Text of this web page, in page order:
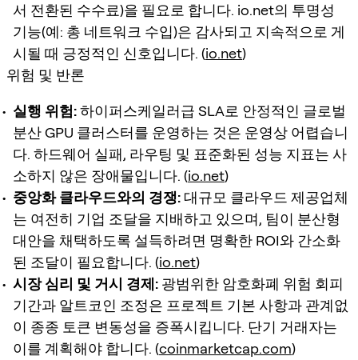
서 전환된 수수료)을 필요로 합니다. io.net의 투명성
기능(예: 총 네트워크 수입)은 감사되고 지속적으로 게
시될 때 긍정적인 신호입니다. (io.net)
위험 및 반론
실행 위험:하이퍼스케일러급 SLA로 안정적인 글로벌
분산 GPU 클러스터를 운영하는 것은 운영상 어렵습니
다. 하드웨어 실패, 라우팅 및 표준화된 성능 지표는 사
소하지 않은 장애물입니다. (io.net)
중앙화 클라우드와의 경쟁: 대규모 클라우드 제공업체
는 여전히 기업 조달을 지배하고 있으며, 팀이 분산형
대안을 채택하도록 설득하려면 명확한 ROI와 간소화
된 조달이 필요합니다. (io.net)
시장 심리 및 거시 경제: 광범위한 암호화폐 위험 회피
기간과 알트코인 조정은 프로젝트 기본 사항과 관계없
이 종종 토큰 변동성을 증폭시킵니다. 단기 거래자는
이를 계획해야 합니다. (coinmarketcap.com)